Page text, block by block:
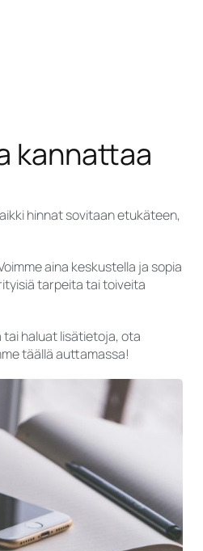
kannattaa
hinnat sovitaan etukäteen,
aina keskustella ja sopia
tarpeita tai toiveita
haluat lisätietoja, ota
täällä auttamassa!